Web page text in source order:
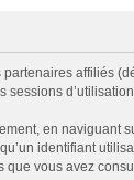
affiliés
en
identifiant
vous avez